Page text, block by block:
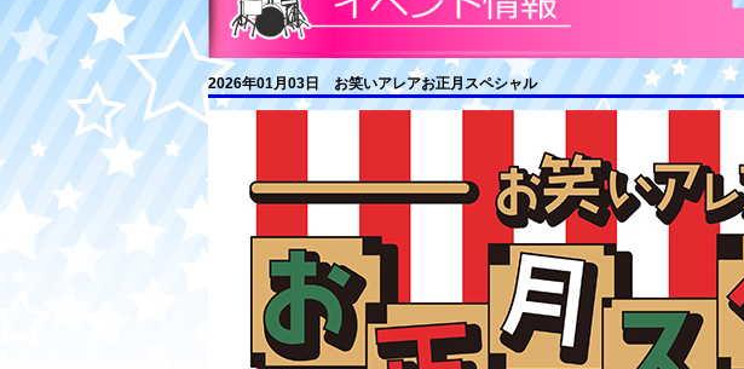
2026年01月03日 お笑いアレアお正月スペシャル